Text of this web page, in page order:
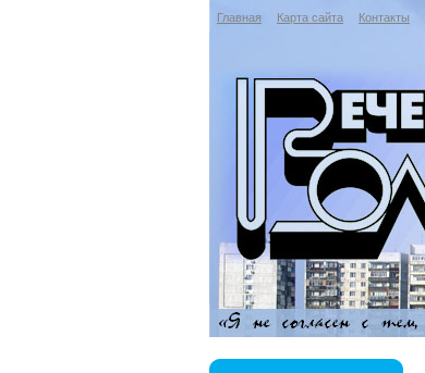
Главная Карта сайта Контакты